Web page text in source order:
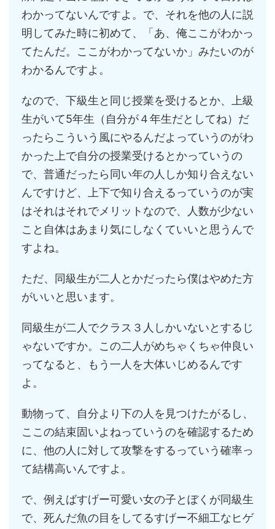
わかってないんですよ。で、それを他の人に説
明してみた時に初めて、「あ、俺ここがわかっ
てたんだ。ここがわかってないか」みたいのが
わかるんですよ。
なので、下級生と同じ授業を受けるとか、上級
生がいて5年生（自分が４年生だとしてね）だ
ったらこういう風にやるんだよっていうのがわ
かった上で自分の授業受けるとかっていうの
で、普通だったら同い年の人しか知り合えない
んですけど、上下で知り合えるっていうのが実
はそれはそれでメリットなので、人数が少ない
こと自体はあまり気にしなくていいと思うんで
すよね。
ただ、同級生が二人とかだったら僕はやめた方
がいいと思います。
同級生が二人でクラス３人しかいないとするじ
ゃないですか。この二人がめちゃくちゃ仲良い
ってなると、もう一人を大体いじめるんです
よ。
動物って、自分より下の人を見つけたがるし、
ここの結束固いよねっていうのを確認するため
に、他の人に対して攻撃をするっていう確率っ
て結構高いんですよ。
で、例えばすげー可愛い女の子とぼくが同級生
で、死んだ魚の目をしてるすげー不細工なヒゲ